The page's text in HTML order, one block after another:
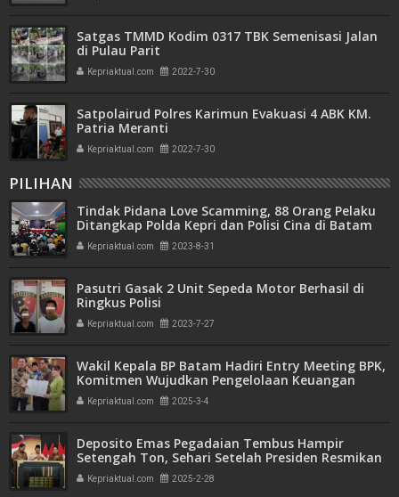
Satgas TMMD Kodim 0317 TBK Semenisasi Jalan
di Pulau Parit
Kepriaktual.com 2022-7-30
Satpolairud Polres Karimun Evakuasi 4 ABK KM.
Patria Meranti
Kepriaktual.com 2022-7-30
PILIHAN
Tindak Pidana Love Scamming, 88 Orang Pelaku
Ditangkap Polda Kepri dan Polisi Cina di Batam
Kepriaktual.com 2023-8-31
Pasutri Gasak 2 Unit Sepeda Motor Berhasil di
Ringkus Polisi
Kepriaktual.com 2023-7-27
Wakil Kepala BP Batam Hadiri Entry Meeting BPK,
Komitmen Wujudkan Pengelolaan Keuangan
Transparan dan Akuntabel
Kepriaktual.com 2025-3-4
Deposito Emas Pegadaian Tembus Hampir
Setengah Ton, Sehari Setelah Presiden Resmikan
Bank Emas
Kepriaktual.com 2025-2-28